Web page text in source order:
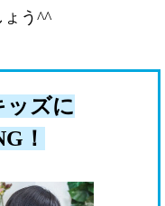
ょう^^
ッズに
！